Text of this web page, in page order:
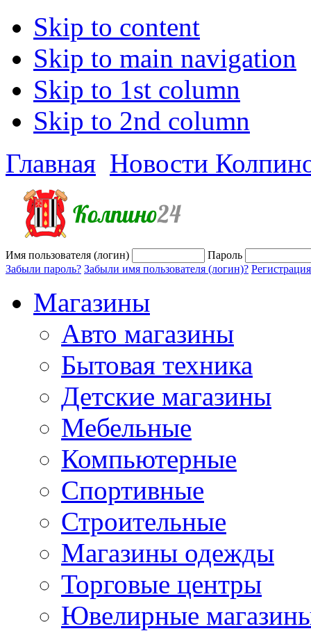
Skip to content
Skip to main navigation
Skip to 1st column
Skip to 2nd column
Главная Новости
Имя пользователя (логин)
Пароль
Забыли пароль? Забыли имя пользователя (логин)? Регистрация
Магазины
Авто магазины
Бытовая техника
Детские магазины
Мебельные
Компьютерные
Спортивные
Строительные
Магазины одежды
Торговые центры
Ювелирные